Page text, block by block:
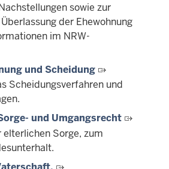
sowie zur
der Ehewohnung
im NRW-
und Scheidung
Scheidungsverfahren und
und Umgangsrecht
Sorge, zum